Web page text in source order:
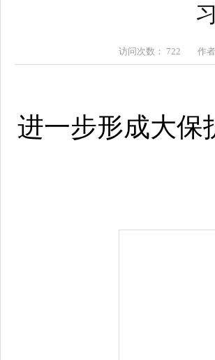
访问次数： 722 作
进一步形成大保